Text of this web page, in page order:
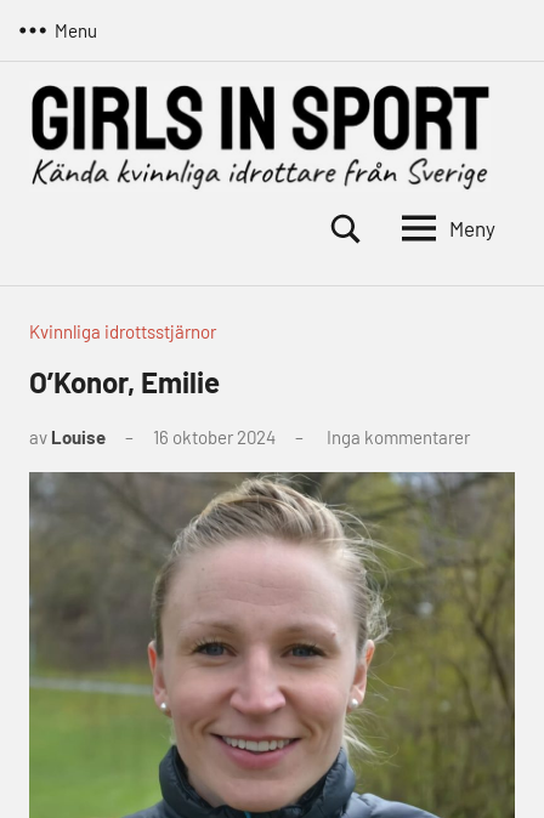
innehåll
Menu
in
sport
från
Meny
Kvinnliga idrottsstjärnor
O’Konor, Emilie
av Louise 16 oktober 2024 Inga kommentarer